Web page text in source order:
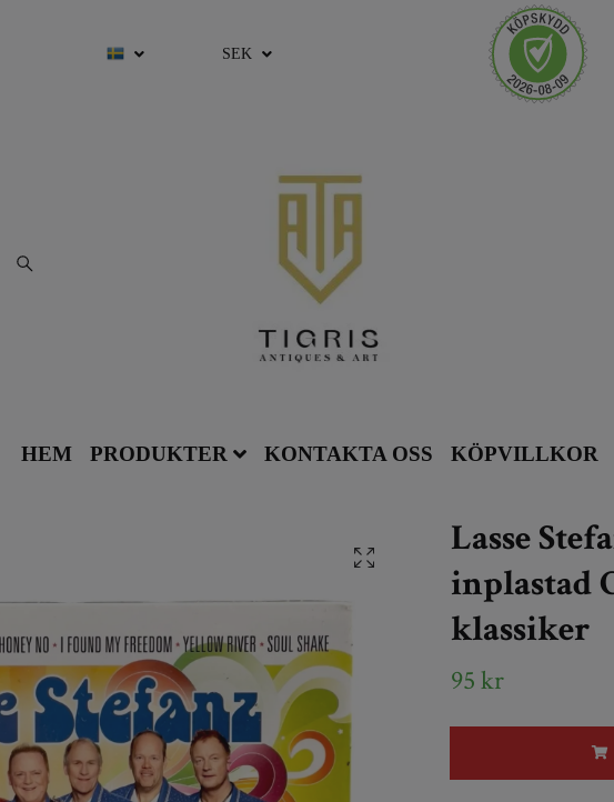
SEK
HEM PRODUKTER KONTAKTA OSS KÖPVILLKOR
Lasse
inplastad
klassiker
95 kr